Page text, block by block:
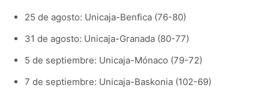
25 de agosto: Unicaja-Benfica (76-80)
31 de agosto: Unicaja-Granada (80-77)
5 de septiembre: Unicaja-Mónaco (79-72)
7 de septiembre: Unicaja-Baskonia (102-69)